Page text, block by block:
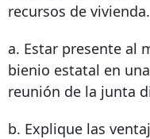
recursos de vivienda.
a. Estar presente al
bienio estatal en
reunión de la junta
b. Explique las